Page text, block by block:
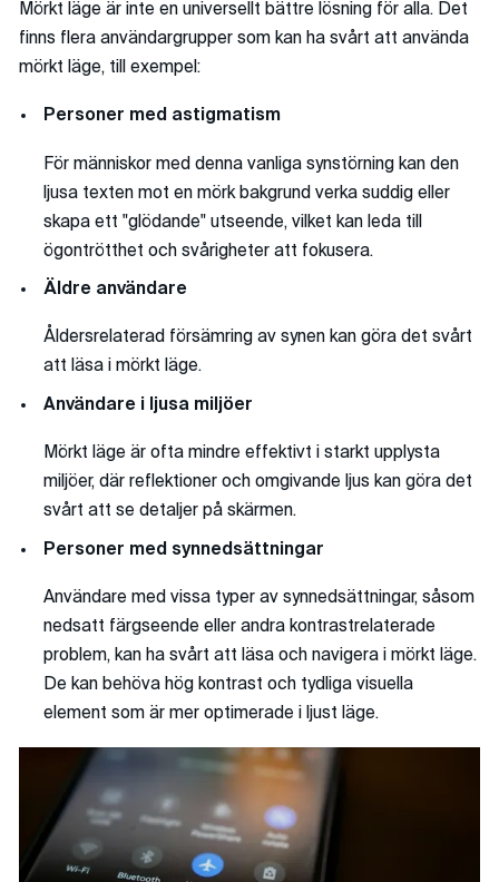
Mörkt läge är inte en universellt bättre lösning för alla. Det
finns flera användargrupper som kan ha svårt att använda
mörkt läge, till exempel:
​​Personer med astigmatism
För människor med denna vanliga synstörning kan den
ljusa texten mot en mörk bakgrund verka suddig eller
skapa ett "glödande" utseende, vilket kan leda till
ögontrötthet och svårigheter att fokusera.
Äldre användare
Åldersrelaterad försämring av synen kan göra det svårt
att läsa i mörkt läge.
Användare i ljusa miljöer
Mörkt läge är ofta mindre effektivt i starkt upplysta
miljöer, där reflektioner och omgivande ljus kan göra det
svårt att se detaljer på skärmen.
Personer med synnedsättningar
Användare med vissa typer av synnedsättningar, såsom
nedsatt färgseende eller andra kontrastrelaterade
problem, kan ha svårt att läsa och navigera i mörkt läge.
De kan behöva hög kontrast och tydliga visuella
element som är mer optimerade i ljust läge.